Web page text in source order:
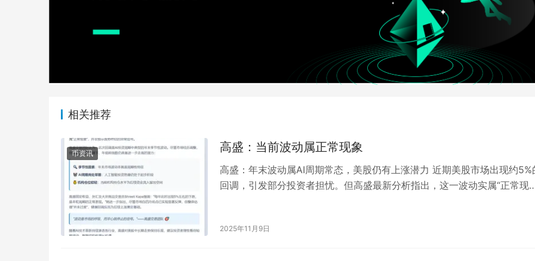
相关推荐
币资讯 高盛：当前波动属正常现象
高盛：年末波动属AI周期常态，美股仍有上涨潜力 近期美股市场出现约5%
回调，引发部分投资者担忧。但高盛最新分析指出，这一波动实属“正常现
2025年11月9日